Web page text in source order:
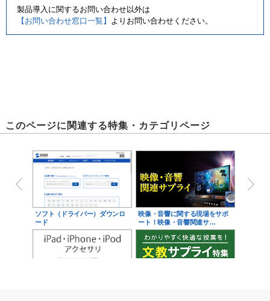
製品導入に関するお問い合わせ以外は
【お問い合わせ窓口一覧】
よりお問い合わせください。
このページに関連する特集・カテゴリページ
ソフト（ドライバー）ダウンロ
ード
映像・音響に関する現場をサポ
ート！映像・音響関連サ…